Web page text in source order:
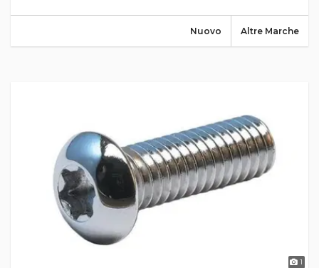
Altre Marche
Nuovo
1